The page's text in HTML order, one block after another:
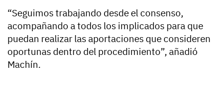
“Seguimos trabajando desde el consenso,
acompañando a todos los implicados para que
puedan realizar las aportaciones que consideren
oportunas dentro del procedimiento”, añadió
Machín.